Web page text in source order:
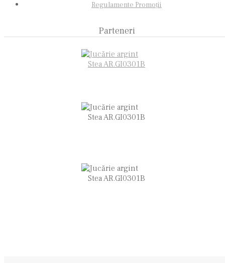
Regulamente Promoții
Parteneri